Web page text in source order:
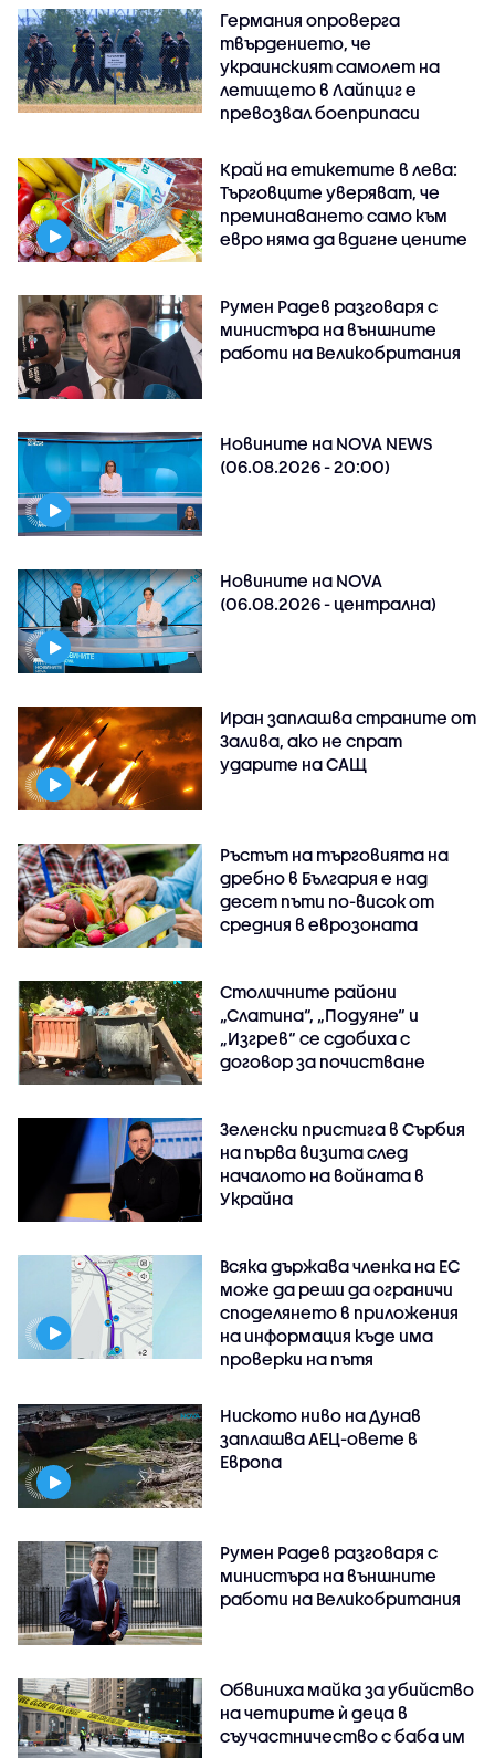
Германия опроверга
твърдението, че
украинският самолет на
летището в Лайпциг е
превозвал боеприпаси
Край на етикетите в лева:
Търговците уверяват, че
преминаването само към
евро няма да вдигне цените
Румен Радев разговаря с
министъра на външните
работи на Великобритания
Новините на NOVA NEWS
(06.08.2026 - 20:00)
Новините на NOVA
(06.08.2026 - централна)
Иран заплашва страните от
Залива, ако не спрат
ударите на САЩ
Ръстът на търговията на
дребно в България е над
десет пъти по-висок от
средния в еврозоната
Столичните райони
„Слатина“, „Подуяне“ и
„Изгрев“ се сдобиха с
договор за почистване
Зеленски пристига в Сърбия
на първа визита след
началото на войната в
Украйна
Всяка държава членка на ЕС
може да реши да ограничи
споделянето в приложения
на информация къде има
проверки на пътя
Ниското ниво на Дунав
заплашва АЕЦ-овете в
Европа
Румен Радев разговаря с
министъра на външните
работи на Великобритания
Обвиниха майка за убийство
на четирите ѝ деца в
съучастничество с баба им